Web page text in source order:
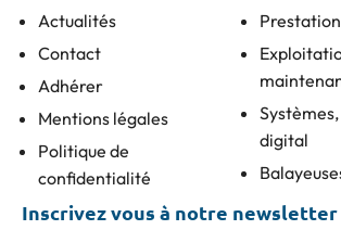
Actualités
Contact
Adhérer
Mentions légales
Politique de
confidentialité
digital
Inscrivez vous à notre newsletter